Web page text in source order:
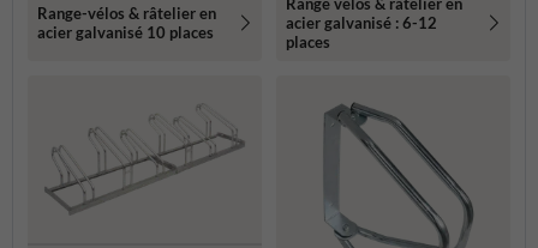
Range-vélos & râtelier en
acier galvanisé 10 places
acier galvanisé : 6-12
places